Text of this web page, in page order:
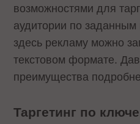
возможностями для
аудитории по
здесь рекламу можно
текстовом формате.
преимущества
Таргетинг по